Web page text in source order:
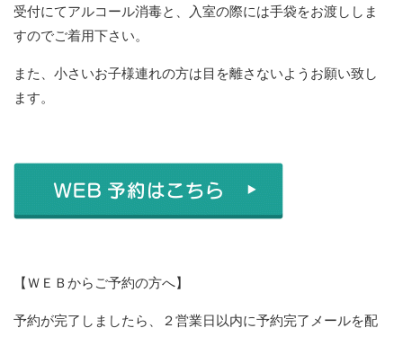
受付にてアルコール消毒と、入室の際には手袋をお渡ししま
すのでご着用下さい。
また、小さいお子様連れの方は目を離さないようお願い致し
ます。
【ＷＥＢからご予約の方へ】
予約が完了しましたら、２営業日以内に予約完了メールを配